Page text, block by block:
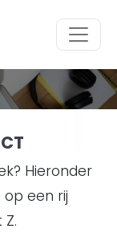
Hieronder
een rij